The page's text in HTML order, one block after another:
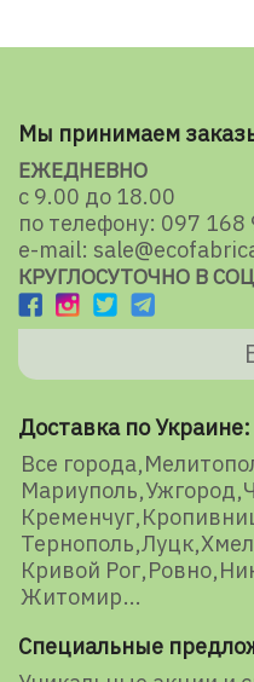
Мы принимаем
ЕЖЕДНЕВНО
с 9.00 до 18.00
по телефону: 097 168
e-mail:
КРУГЛОСУТОЧНО В
Доставка по Украине:
Все города
Мариуполь Ужгород
Кременчуг
Тернополь Луцк
Кривой Рог Ровно
Житомир
Специальные